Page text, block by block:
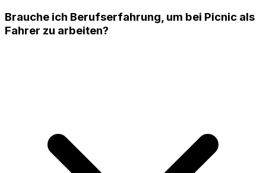
Brauche ich Berufserfahrung, um bei Picnic als
Fahrer zu arbeiten?